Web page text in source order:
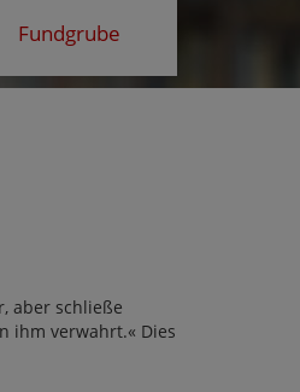
Fundgrube
aber schließe
ihm verwahrt.« Dies